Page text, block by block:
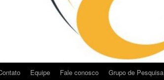
Equipe Fale conosco Grupo de Pesquisa